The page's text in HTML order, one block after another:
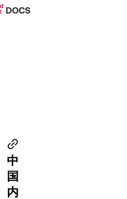
中
国
内